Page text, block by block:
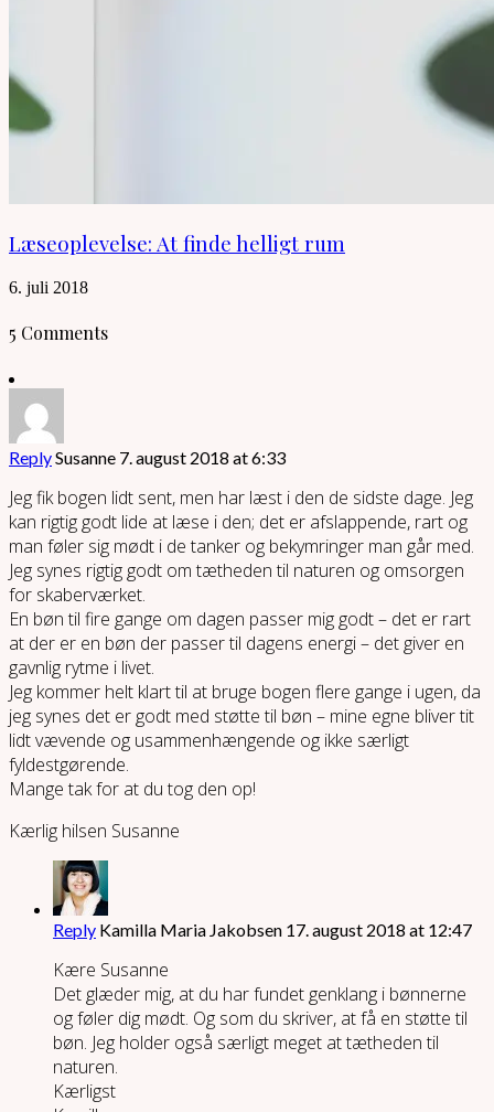
Læseoplevelse: At finde helligt rum
6. juli 2018
5 Comments
ReplySusanne 7. august 2018 at 6:33
Jeg fik bogen lidt sent, men har læst i den de sidste dage. Jeg
kan rigtig godt lide at læse i den; det er afslappende, rart og
man føler sig mødt i de tanker og bekymringer man går med.
Jeg synes rigtig godt om tætheden til naturen og omsorgen
for skaberværket.
En bøn til fire gange om dagen passer mig godt – det er rart
at der er en bøn der passer til dagens energi – det giver en
gavnlig rytme i livet.
Jeg kommer helt klart til at bruge bogen flere gange i ugen, da
jeg synes det er godt med støtte til bøn – mine egne bliver tit
lidt vævende og usammenhængende og ikke særligt
fyldestgørende.
Mange tak for at du tog den op!
Kærlig hilsen Susanne
Reply Kamilla Maria Jakobsen 17. august 2018 at 12:47
Kære Susanne
Det glæder mig, at du har fundet genklang i bønnerne
og føler dig mødt. Og som du skriver, at få en støtte til
bøn. Jeg holder også særligt meget at tætheden til
naturen.
Kærligst